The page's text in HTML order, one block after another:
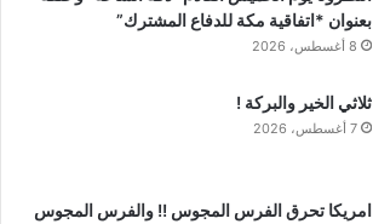
بعنوان *اتفاقية مكة للدفاع المشترك”
8 أغسطس، 2026
ثلاثي الخير والبركة !
7 أغسطس، 2026
امريكا تحرق الفرس المجوس !! والفرس المجوس